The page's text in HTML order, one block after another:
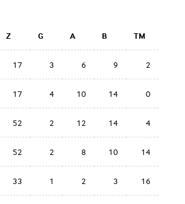
Z G A B TM
17 3 6 9 2
17 4 10 14 0
52 2 12 14 4
52 2 8 10 14
33 1 2 3 16